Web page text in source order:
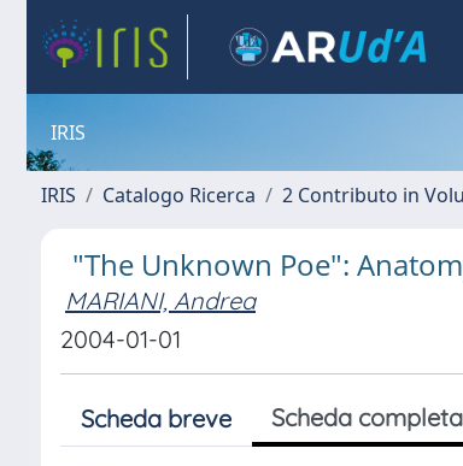
IRIS
IRIS Catalogo Ricerca 2 Contributo in
"The Unknown Poe":
MARIANI, Andrea
2004-01-01
Scheda breve Scheda completa